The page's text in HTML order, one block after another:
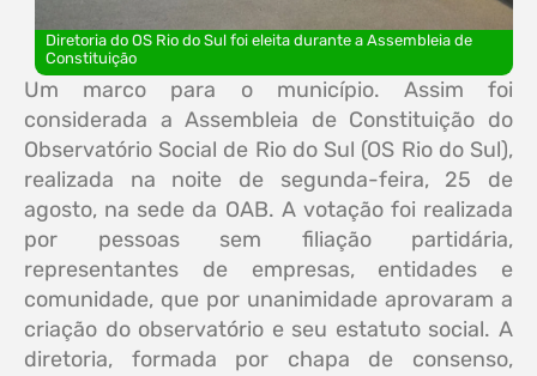
Diretoria do OS Rio do Sul foi eleita durante a Assembleia de
Constituição
Um marco para o município. Assim foi
considerada a Assembleia de Constituição do
Observatório Social de Rio do Sul (OS Rio do Sul),
realizada na noite de segunda-feira, 25 de
agosto, na sede da OAB. A votação foi realizada
por pessoas sem filiação partidária,
representantes de empresas, entidades e
comunidade, que por unanimidade aprovaram a
criação do observatório e seu estatuto social. A
diretoria, formada por chapa de consenso,